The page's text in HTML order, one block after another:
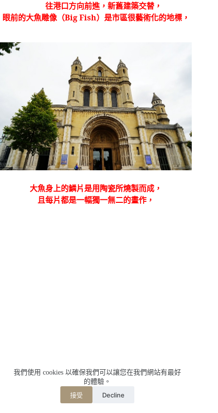
我們使用 cookies 以確保我們可以讓您在我們網站有最好
的體驗。
接受 Decline
往港口方向前進，新舊建築交替，
眼前的大魚雕像（Big Fish）是市區很藝術化的地標，
大魚身上的鱗片是用陶瓷所燒製而成，
且每片都是一幅獨一無二的畫作，
靜靜地述說著城市發展與歷史故事；
還有一些逗趣的裝置藝術也都巧妙的安排在港口邊。